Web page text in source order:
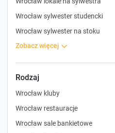
Wrocław sylwester studencki
Wrocław sylwester na stoku
zobacz więcej
Rodzaj
Wrocław kluby
Wrocław restauracje
Wrocław sale bankietowe